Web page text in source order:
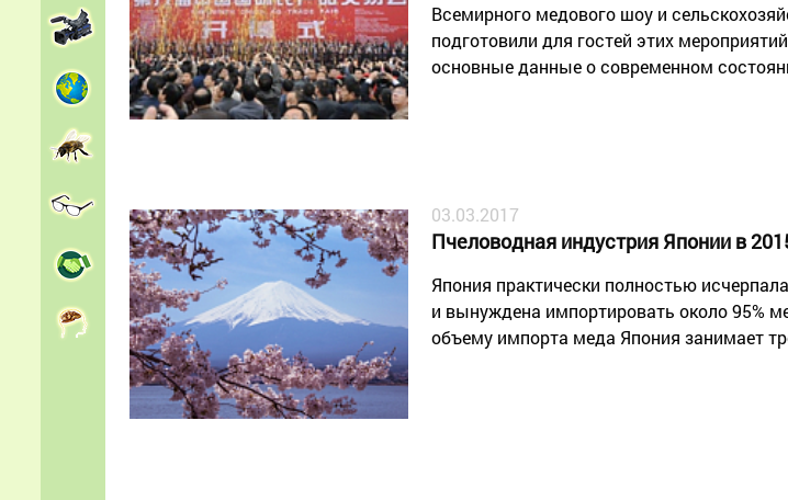
Всемирного медового шоу и
подготовили для гостей этих
основные данные о современном
03.03.2017
Пчеловодная индустрия Японии в
Япония практически полностью
и вынуждена импортировать около 95%
объему импорта меда Япония занимает